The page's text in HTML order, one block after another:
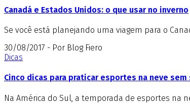
Canadá e Estados Unidos: o que usar no inverno
Se você está planejando uma viagem para o
30/08/2017 - Por Blog Fiero
Dicas
Cinco dicas para praticar esportes na neve sem
Na América do Sul, a temporada de esportes na